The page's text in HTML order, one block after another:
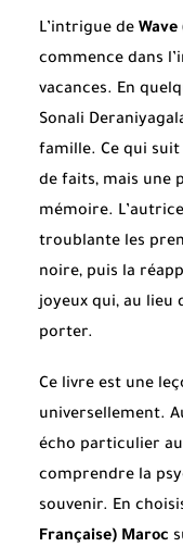
L’intrigue de
commence dans
vacances. En
Sonali
famille. Ce qui suit
de faits, mais une
mémoire.
troublante les
noire, puis la
joyeux qui, au lieu
porter.
Ce livre est une
universellement.
écho particulier
comprendre la
souvenir. En
Française) Maroc